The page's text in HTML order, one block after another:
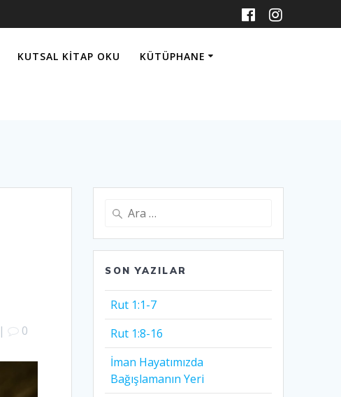
KUTSAL KITAP OKU KÜTÜPHANE
| 0
Arama:
SON YAZILAR
Rut 1:1-7
Rut 1:8-16
İman Hayatımızda
Bağışlamanın Yeri